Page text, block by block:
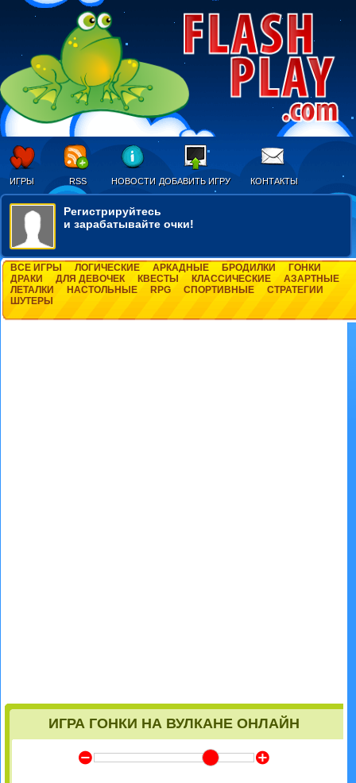
ИГРЫ RSS НОВОСТИ ДОБАВИТЬ ИГРУ КОНТАКТЫ
Регистрируйтесь
и зарабатывайте очки!
ВСЕ ИГРЫ ЛОГИЧЕСКИЕ АРКАДНЫЕ БРОДИЛКИ
ГОНКИ
ДРАКИ
ДЛЯ ДЕВОЧЕК КВЕСТЫ КЛАССИЧЕСКИЕ
АЗАРТНЫЕ
ЛЕТАЛКИ
НАСТОЛЬНЫЕ RPG СПОРТИВНЫЕ
СТРАТЕГИИ
ШУТЕРЫ
ИГРА ГОНКИ НА ВУЛКАНЕ ОНЛАЙН
Y Z